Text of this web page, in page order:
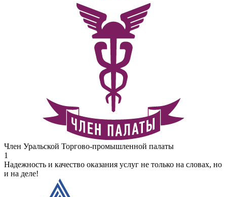
Член Уральской Торгово-промышленной палаты
1
Надежность и качество оказания услуг не только на словах, но
и на деле!